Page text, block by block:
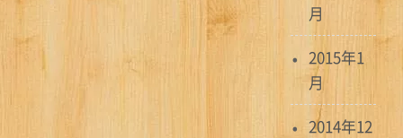
月
2015年1
月
2014年12